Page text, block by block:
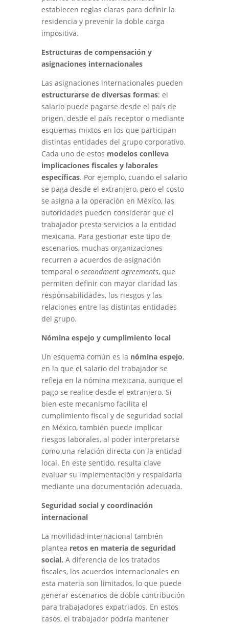
establecen reglas claras para definir la
residencia y prevenir la doble carga
impositiva.
Estructuras de compensación y
asignaciones internacionales
Las asignaciones internacionales pueden
estructurarse de diversas formas: el
salario puede pagarse desde el país de
origen, desde el país receptor o mediante
esquemas mixtos en los que participan
distintas entidades del grupo corporativo.
Cada uno de estos modelos conlleva
implicaciones fiscales y laborales
específicas. Por ejemplo, cuando el salario
se paga desde el extranjero, pero el costo
se asigna a la operación en México, las
autoridades pueden considerar que el
trabajador presta servicios a la entidad
mexicana. Para gestionar este tipo de
escenarios, muchas organizaciones
recurren a acuerdos de asignación
temporal o secondment agreements, que
permiten definir con mayor claridad las
responsabilidades, los riesgos y las
relaciones entre las distintas entidades
del grupo.
Nómina espejo y cumplimiento local
Un esquema común es la nómina espejo,
en la que el salario del trabajador se
refleja en la nómina mexicana, aunque el
pago se realice desde el extranjero. Si
bien este mecanismo facilita el
cumplimiento fiscal y de seguridad social
en México, también puede implicar
riesgos laborales, al poder interpretarse
como una relación directa con la entidad
local. En este sentido, resulta clave
evaluar su implementación y respaldarla
mediante una documentación adecuada.
Seguridad social y coordinación
internacional
La movilidad internacional también
plantea retos en materia de seguridad
social. A diferencia de los tratados
fiscales, los acuerdos internacionales en
esta materia son limitados, lo que puede
generar escenarios de doble contribución
para trabajadores expatriados. En estos
casos, el trabajador podría mantener